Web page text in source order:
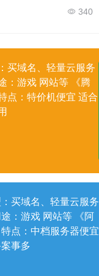
340
买域名、轻量云服务
：游戏 网站等 《腾
点：特价机便宜 适合
买域名、轻量云服务
：游戏 网站等 《阿
点：中档服务器便宜
事多